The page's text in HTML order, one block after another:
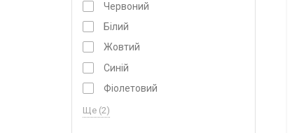
Червоний
Білий
Жовтий
Синій
Фіолетовий
Ще (2)